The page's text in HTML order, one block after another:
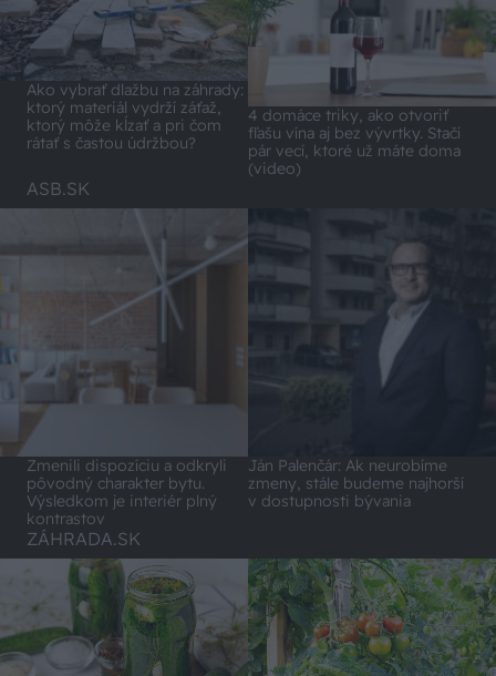
Ako vybrať dlažbu na záhrady:
ktorý materiál vydrží záťaž,
ktorý môže kĺzať a pri čom
rátať s častou údržbou?
4 domáce triky, ako otvoriť
fľašu vína aj bez vývrtky. Stačí
pár vecí, ktoré už máte doma
(video)
ASB.SK
Zmenili dispozíciu a odkryli
pôvodný charakter bytu.
Výsledkom je interiér plný
kontrastov
Ján Palenčár: Ak neurobíme
zmeny, stále budeme najhorší
v dostupnosti bývania
ZÁHRADA.SK